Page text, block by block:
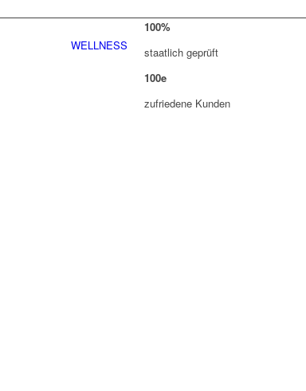
WELLNESS
100%
staatlich geprüft
100e
zufriedene Kunden